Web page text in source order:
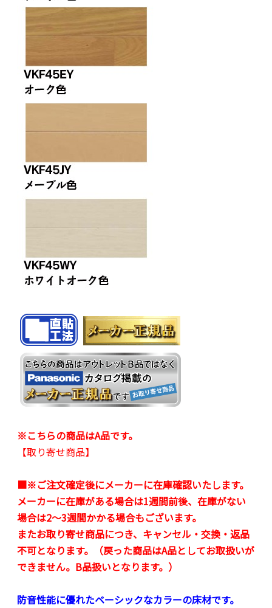
※こちらの商品はA品です。
【取り寄せ商品】
■※ご注文確定後にメーカーに在庫確認いたします。
メーカーに在庫がある場合は1週間前後、在庫がない
場合は2～3週間かかる場合もございます。
またお取り寄せ商品につき、キャンセル・交換・返品
不可となります。（戻った商品はA品としてお取扱いが
できません。B品扱いとなります。）
防音性能に優れたベーシックなカラーの床材です。